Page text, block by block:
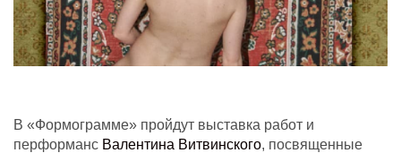
В «Формограмме» пройдут выставка работ и
перформанс Валентина Витвинского, посвященные